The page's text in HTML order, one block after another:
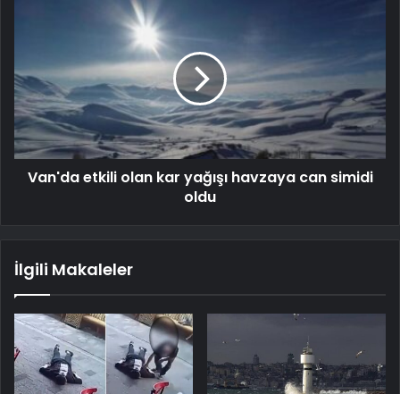
Van'da etkili olan kar yağışı havzaya can simidi
oldu
İlgili Makaleler